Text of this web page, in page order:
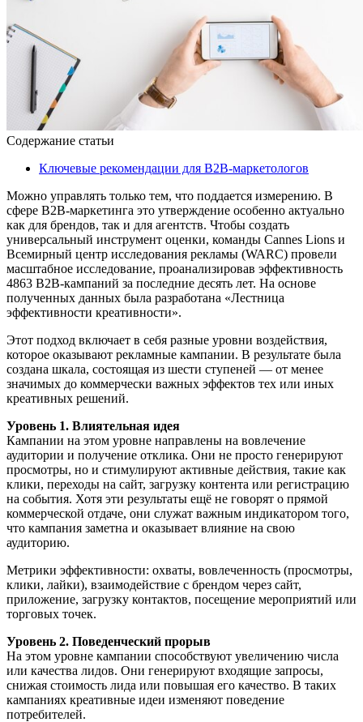
Содержание статьи
Ключевые рекомендации для B2B-маркетологов
Можно управлять только тем, что поддается измерению. В
сфере B2B-маркетинга это утверждение особенно актуально
как для брендов, так и для агентств. Чтобы создать
универсальный инструмент оценки, команды Cannes Lions и
Всемирный центр исследования рекламы (WARC) провели
масштабное исследование, проанализировав эффективность
4863 B2B-кампаний за последние десять лет. На основе
полученных данных была разработана «Лестница
эффективности креативности».
Этот подход включает в себя разные уровни воздействия,
которое оказывают рекламные кампании. В результате была
создана шкала, состоящая из шести ступеней — от менее
значимых до коммерчески важных эффектов тех или иных
креативных решений.
Уровень 1. Влиятельная идея
Кампании на этом уровне направлены на вовлечение
аудитории и получение отклика. Они не просто генерируют
просмотры, но и стимулируют активные действия, такие как
клики, переходы на сайт, загрузку контента или регистрацию
на события. Хотя эти результаты ещё не говорят о прямой
коммерческой отдаче, они служат важным индикатором того,
что кампания заметна и оказывает влияние на свою
аудиторию.
Метрики эффективности: охваты, вовлеченность (просмотры,
клики, лайки), взаимодействие с брендом через сайт,
приложение, загрузку контактов, посещение мероприятий или
торговых точек.
Уровень 2. Поведенческий прорыв
На этом уровне кампании способствуют увеличению числа
или качества лидов. Они генерируют входящие запросы,
снижая стоимость лида или повышая его качество. В таких
кампаниях креативные идеи изменяют поведение
потребителей.